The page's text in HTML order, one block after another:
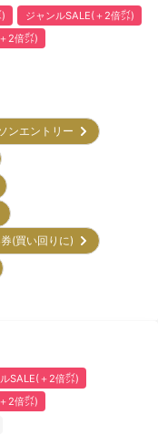
ジャンルSALE(＋2倍㌽)
2倍㌽)
ンエントリー
(買い回りに)
SALE(＋2倍㌽)
2倍㌽)